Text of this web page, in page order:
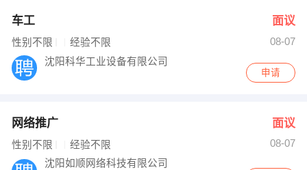
车工 面议
性别不限 经验不限
08-07
沈阳科华工业设备有限公司
申请
网络推广 面议
性别不限 经验不限
08-07
沈阳如顺网络科技有限公司